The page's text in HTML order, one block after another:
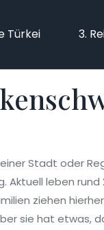
Türkei 3.
Stadt oder
Aktuell leben
ziehen
sie hat etwas,